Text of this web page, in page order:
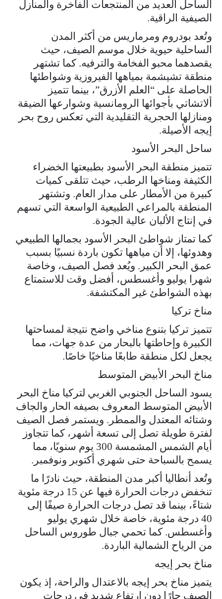
الساحل العديد من المنتجعات الفاخرة والمنازل
الصيفية الراقية.
وتُعد بودروم ومرماريس من أكثر المدن
الساحلية حيوية خلال موسم الصيف، حيث
يقصدهما محبو الفخامة والترفيه. كما تشتهر
منطقة تشيشمة بمياهها الفيروزية وشواطئها
الحاصلة على “العلم الأزرق”، بينما تتميز
ألاتشاتي بأجوائها الرومانسية وشوارعها الضيقة
ومنازلها الحجرية التقليدية التي تعكس روح بحر
إيجه الأصيلة.
ساحل البحر الأسود
تتميز منطقة البحر الأسود بطبيعتها الخضراء
الكثيفة ومناخها الرطب، حيث تتلقى كميات
كبيرة من الأمطار على مدار العام. وتشتهر
المنطقة بالمراعي الطبيعية الواسعة التي تسهم
في إنتاج الألبان عالية الجودة.
كما تمتاز شواطئ البحر الأسود بجمالها الطبيعي
وهدوئها، إلا أن مياهها تكون باردة نسبيًا بسبب
عمق البحر الكبير. ويُعد فصل الصيف، وخاصة
شهرا يوليو وأغسطس، أفضل وقت للاستمتاع
بهذه الشواطئ غير المكتشفة.
مناخ تركيا
تتميز تركيا بتنوع مناخي واضح نتيجة لمساحتها
الكبيرة وإحاطتها بالبحار من عدة جهات، مما
يجعل لكل منطقة طابعًا مناخيًا خاصًا.
مناخ البحر الأبيض المتوسط
يسود الساحل الجنوبي الغربي لتركيا مناخ البحر
الأبيض المتوسط المعروف بصيفه الحار والجاف
وشتائه المعتدل والممطر. ويستمر فصل الصيف
لفترة طويلة تصل إلى تسعة أشهر، كما تتجاوز
أيام الشمس المشمسة 300 يوم سنويًا، مما
يسمح بالسباحة حتى شهري أكتوبر ونوفمبر.
وتُعد أنطاليا أكبر مدن المنطقة، حيث نادرًا ما
تنخفض درجات الحرارة فيها عن 15 درجة مئوية
شتاءً، بينما قد تصل درجات الحرارة صيفًا إلى
40 درجة مئوية، خاصة خلال شهري يوليو
وأغسطس. كما تحمي جبال طوروس الساحل
من الرياح الشمالية الباردة.
مناخ بحر إيجه
يتميز مناخ بحر إيجه بالاعتدال والراحة، إذ يكون
الصيف حارًا دون ارتفاع شديد في درجات